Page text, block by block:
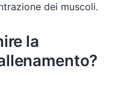
dei muscoli.
la